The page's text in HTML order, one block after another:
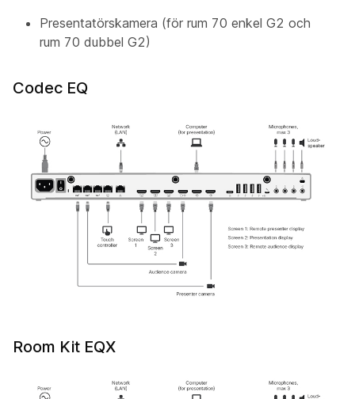
Presentatörskamera (för rum 70 enkel G2 och
rum 70 dubbel G2)
Codec EQ
Room Kit EQX